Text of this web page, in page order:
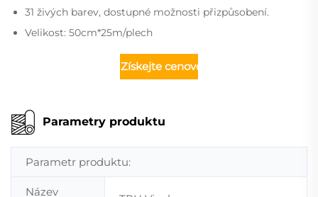
31 živých barev, dostupné možnosti přizpůsobení.
Velikost: 50cm*25m/plech
Získejte cenovou nabídku
Parametry produktu
Parametr produktu:
Název